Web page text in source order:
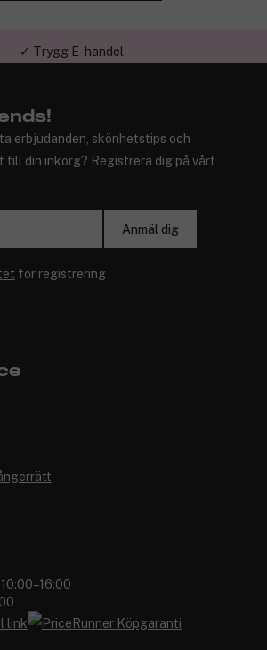
✓ Trygg E-handel
erbjudanden, skönhetstips och
till din inkorg? Registrera dig på vårt
Anmäl dig
för registrering